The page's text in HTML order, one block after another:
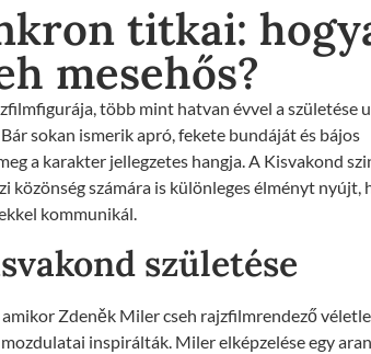
titkai:
mesehős?
több mint hatvan évvel a születése
sokan ismerik apró, fekete bundáját és bájos
a karakter jellegzetes hangja. A Kisvakond
közönség számára is különleges élményt nyújt,
kommunikál.
születése
Zdeněk Miler cseh rajzfilmrendező
inspirálták. Miler elképzelése egy